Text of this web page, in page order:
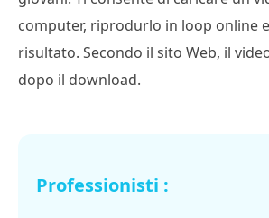
computer, riprodurlo in loop online
risultato. Secondo il sito Web, il
dopo il download.
Professionisti :